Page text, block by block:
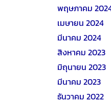
พฤษภาคม
เมษายน 2024
มีนาคม 2024
สิงหาคม 2023
มิถุนายน 2023
มีนาคม 2023
ธันวาคม 2022